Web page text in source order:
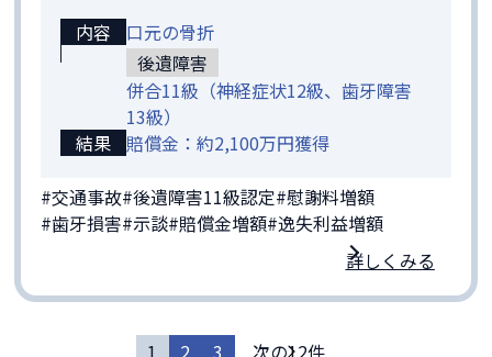
内容
口元の骨折
後遺障害
併合11級（神経症状12級、歯牙障害
13級）
結果
賠償金：約2,100万円獲得
#交通事故#後遺障害11級認定#慰謝料増額
#歯牙損害#示談#賠償金増額#逸失利益増額
詳しくみる
1 2 3 次の12件